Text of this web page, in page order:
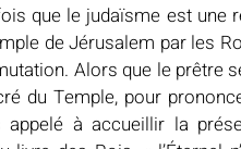
que le judaïsme est une
de Jérusalem par les
Alors que le prêtre
du Temple, pour
appelé à accueillir la